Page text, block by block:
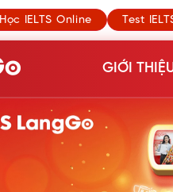
Học IELTS Online Test
GIỚI